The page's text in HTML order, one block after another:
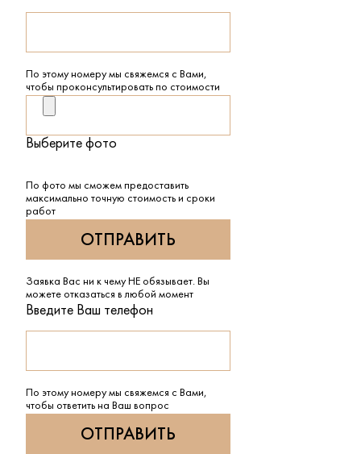
По этому номеру мы свяжемся с Вами,
чтобы проконсультировать по стоимости
Выберите фото
По фото мы сможем предоставить
максимально точную стоимость и сроки
работ
Заявка Вас ни к чему НЕ обязывает. Вы
можете отказаться в любой момент
Введите Ваш телефон
По этому номеру мы свяжемся с Вами,
чтобы ответить на Ваш вопрос